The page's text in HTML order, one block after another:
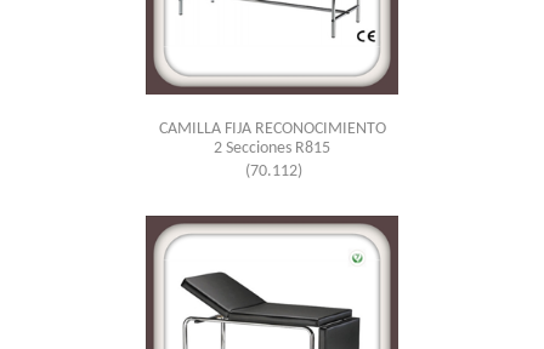
CAMILLA FIJA RECONOCIMIENTO
2 Secciones R815
(70.112)